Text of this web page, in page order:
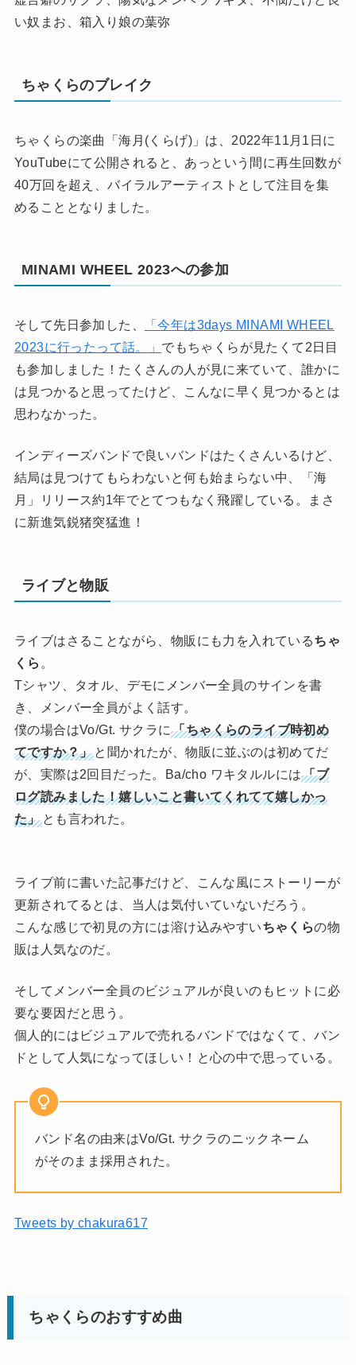
い奴まお、箱入り娘の葉弥
ちゃくらのブレイク
ちゃくらの楽曲「海月(くらげ)」は、2022年11月1日に
YouTubeにて公開されると、あっという間に再生回数が
40万回を超え、バイラルアーティストとして注目を集
めることとなりました。
MINAMI WHEEL 2023への参加
そして先日参加した、
「今年は3days MINAMI WHEEL
2023に行ったって話。」 でもちゃくらが見たくて2日目
も参加しました！たくさんの人が見に来ていて、誰かに
は見つかると思ってたけど、こんなに早く見つかるとは
思わなかった。
インディーズバンドで良いバンドはたくさんいるけど、
結局は見つけてもらわないと何も始まらない中、「海
月」リリース約1年でとてつもなく飛躍している。まさ
に新進気鋭猪突猛進！
ライブと物販
ライブはさることながら、物販にも力を入れているちゃ
くら 。
Tシャツ、タオル、デモにメンバー全員のサインを書
き、メンバー全員がよく話す。
僕の場合はVo/Gt. サクラに「ちゃくらのライブ時初め
てですか？」 と聞かれたが、物販に並ぶのは初めてだ
が、実際は2回目だった。Ba/cho ワキタルルには「ブ
ログ読みました！嬉しいこと書いてくれてて嬉しかっ
た」とも言われた。
ライブ前に書いた記事だけど、こんな風にストーリーが
更新されてるとは、当人は気付いていないだろう。
こんな感じで初見の方には溶け込みやすいちゃくらの物
販は人気なのだ。
そしてメンバー全員のビジュアルが良いのもヒットに必
要な要因だと思う。
個人的にはビジュアルで売れるバンドではなくて、バン
ドとして人気になってほしい！と心の中で思っている。
バンド名の由来はVo/Gt. サクラのニックネーム
がそのまま採用された。
Tweets by chakura617
ちゃくらのおすすめ曲